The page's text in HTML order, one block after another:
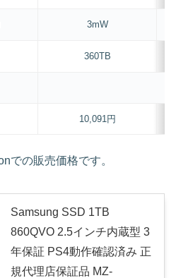
3mW
360TB
10,091円
での販売価格です。
Samsung SSD 1TB
860QVO 2.5インチ内蔵型 3
年保証 PS4動作確認済み 正
規代理店保証品 MZ-